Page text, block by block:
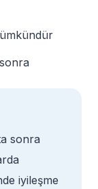
sonra
iyileşme